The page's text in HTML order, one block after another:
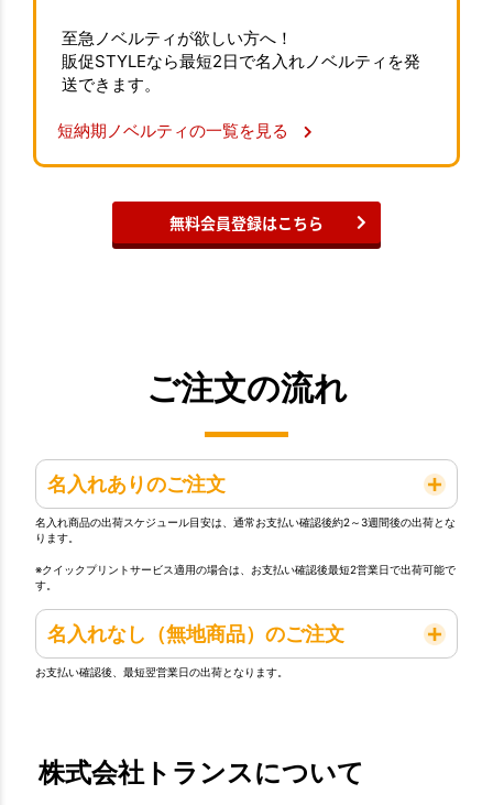
至急ノベルティが欲しい方へ！
販促STYLEなら最短2日で名入れノベルティを発
送できます。
短納期ノベルティの一覧を見る
無料会員登録はこちら
ご注文の流れ
名入れありのご注文
名入れ商品の出荷スケジュール目安は、通常お支払い確認後約2～3週間後の出荷とな
ります。
※クイックプリントサービス適用の場合は、お支払い確認後最短2営業日で出荷可能で
す。
名入れなし（無地商品）のご注文
お支払い確認後、最短翌営業日の出荷となります。
株式会社トランスについて